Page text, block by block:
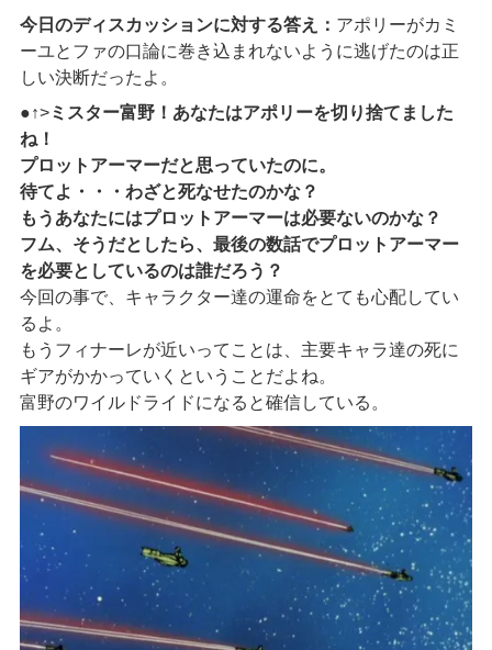
今日のディスカッションに対する答え： アポリーがカミ
ーユとファの口論に巻き込まれないように逃げたのは正
しい決断だったよ。
●↑>ミスター富野！あなたはアポリーを切り捨てました
ね！
プロットアーマーだと思っていたのに。
待てよ・・・わざと死なせたのかな？
もうあなたにはプロットアーマーは必要ないのかな？
フム、そうだとしたら、最後の数話でプロットアーマー
を必要としているのは誰だろう？
今回の事で、キャラクター達の運命をとても心配してい
るよ。
もうフィナーレが近いってことは、主要キャラ達の死に
ギアがかかっていくということだよね。
富野のワイルドライドになると確信している。